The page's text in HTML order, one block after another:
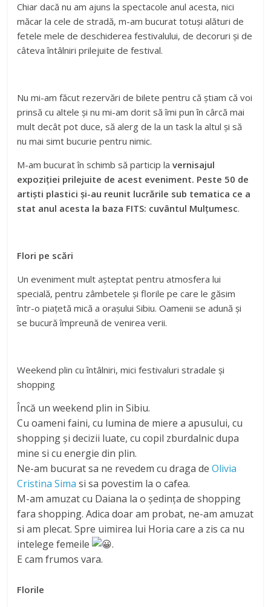
Chiar dacă nu am ajuns la spectacole anul acesta, nici
măcar la cele de stradă, m-am bucurat totuși alături de
fetele mele de deschiderea festivalului, de decoruri și de
câteva întâlniri prilejuite de festival.
Nu mi-am făcut rezervări de bilete pentru că știam că voi
prinsă cu altele și nu mi-am dorit să îmi pun în cârcă mai
mult decât pot duce, să alerg de la un task la altul și să
nu mai simt bucurie pentru nimic.
M-am bucurat în schimb să particip lavernisajul
expoziției prilejuite de acest eveniment. Peste 50 de
artiști plastici și-au reunit lucrările sub tematica ce a
stat anul acesta la baza FITS: cuvântul Mulțumesc.
Flori pe scări
Un eveniment mult așteptat pentru atmosfera lui
specială, pentru zâmbetele și florile pe care le găsim
într-o piațetă mică a orașului Sibiu. Oamenii se adună și
se bucură împreună de venirea verii.
Weekend plin cu întâlniri, mici festivaluri stradale și
shopping
Încă un weekend plin in Sibiu.
Cu oameni faini, cu lumina de miere a apusului, cu
shopping și decizii luate, cu copil zburdalnic dupa
mine si cu energie din plin.
Ne-am bucurat sa ne revedem cu draga deOlivia
Cristina Sima si sa povestim la o cafea.
M-am amuzat cu Daiana la o ședința de shopping
fara shopping. Adica doar am probat, ne-am amuzat
si am plecat. Spre uimirea lui Horia care a zis ca nu
intelege femeile
.
E cam frumos vara.
Florile